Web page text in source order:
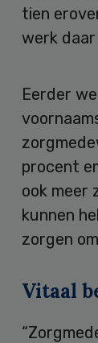
tien
werk
Eerder
procent
ook meer
kunnen
zorgen
Vitaal